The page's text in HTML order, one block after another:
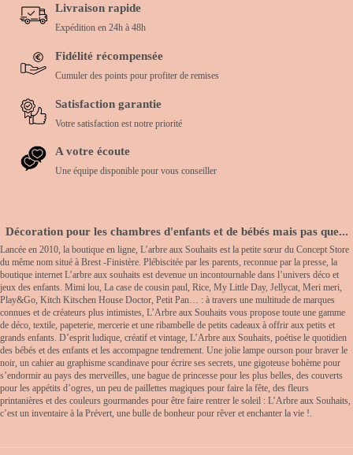
Livraison rapide
Expédition en 24h à 48h
Fidélité récompensée
Cumuler des points pour profiter de remises
Satisfaction garantie
Votre satisfaction est notre priorité
A votre écoute
Une équipe disponible pour vous conseiller
Décoration pour les chambres d'enfants et de bébés mais pas que...
Lancée en 2010, la boutique en ligne, L’arbre aux Souhaits est la petite sœur du Concept Store
du même nom situé à Brest -Finistère. Plébiscitée par les parents, reconnue par la presse, la
boutique internet L’arbre aux souhaits est devenue un incontournable dans l’univers déco et
jeux des enfants. Mimi lou, La case de cousin paul, Rice, My Little Day, Jellycat, Meri meri,
Play&Go, Kitch Kitschen House Doctor, Petit Pan… : à travers une multitude de marques
connues et de créateurs plus intimistes, L’Arbre aux Souhaits vous propose toute une gamme
de déco, textile, papeterie, mercerie et une ribambelle de petits cadeaux à offrir aux petits et
grands enfants. D’esprit ludique, créatif et vintage, L’Arbre aux Souhaits, poétise le quotidien
des bébés et des enfants et les accompagne tendrement. Une jolie lampe ourson pour braver le
noir, un cahier au graphisme scandinave pour écrire ses secrets, une gigoteuse bohème pour
s’endormir au pays des merveilles, une bague de princesse pour les plus belles, des couverts
pour les appétits d’ogres, un peu de paillettes magiques pour faire la fête, des fleurs
printanières et des couleurs gourmandes pour être faire rentrer le soleil : L’Arbre aux Souhaits,
c’est un inventaire à la Prévert, une bulle de bonheur pour rêver et enchanter la vie !.